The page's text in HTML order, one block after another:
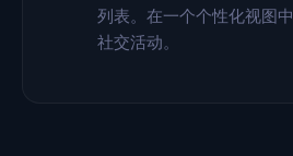
列表。在一个个性化视图
社交活动。